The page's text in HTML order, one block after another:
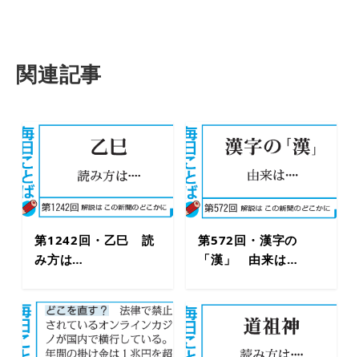
関連記事
第1242回・乙巳 読
み方は…
第572回・漢字の
「漢」 由来は…